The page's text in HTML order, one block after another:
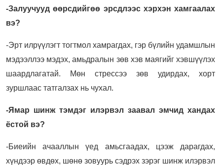
-Залуучууд өөрсдийгөө эрсдлээс хэрхэн хамгаалах
вэ?
-Эрт илрүүлэгт тогтмол хамрагдах, гэр бүлийн удамшлын
мэдээллээ мэдэх, амьдралын зөв хэв маягийг хэвшүүлэх
шаардлагатай. Мөн стрессээ зөв удирдах, хорт
зуршлаас татгалзах нь чухал.
-Ямар шинж тэмдэг илэрвэл заавал эмчид хандах
ёстой вэ?
-Биеийн ачааллын үед амьсгаадах, цээж дарагдах,
хүндээр өвдөх, шөнө зовуурь сэдрэх зэрэг шинж илэрвэл